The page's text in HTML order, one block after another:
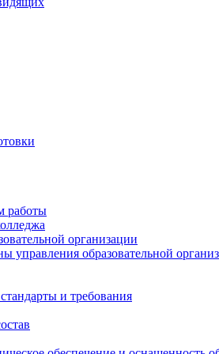
работы
организации
управления образовательной
и требования